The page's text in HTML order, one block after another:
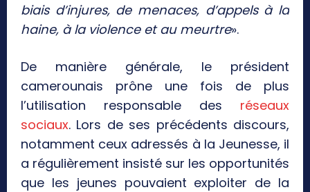
biais d’injures, de menaces, d’appels à la
haine, à la violence et au meurtre».
De manière générale, le président
camerounais prône une fois de plus
l’utilisation responsable des réseaux
sociaux. Lors de ses précédents discours,
notamment ceux adressés à la Jeunesse, il
a régulièrement insisté sur les opportunités
que les jeunes pouvaient exploiter de la